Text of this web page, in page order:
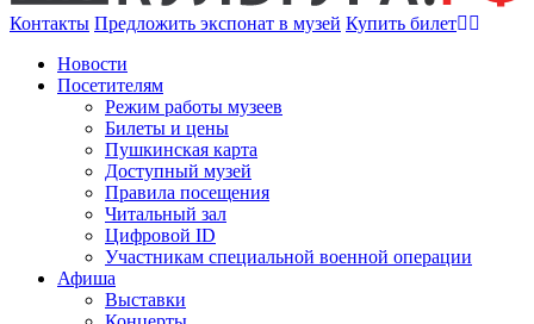
Контакты Предложить экспонат в музей Купить билет
Новости
Посетителям
Режим работы музеев
Билеты и цены
Пушкинская карта
Доступный музей
Правила посещения
Читальный зал
Цифровой ID
Участникам специальной военной операции
Афиша
Выставки